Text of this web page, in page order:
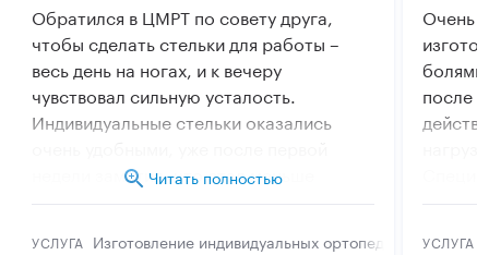
Обратился в ЦМРТ по совету друга,
чтобы сделать стельки для работы –
весь день на ногах, и к вечеру
чувствовал сильную усталость.
Индивидуальные стельки оказались
недели заметил, что стал меньше
Читать полностью
УСЛУГА Изготовление индивидуальных ортопедических
Очень
болями
после
УСЛУГА